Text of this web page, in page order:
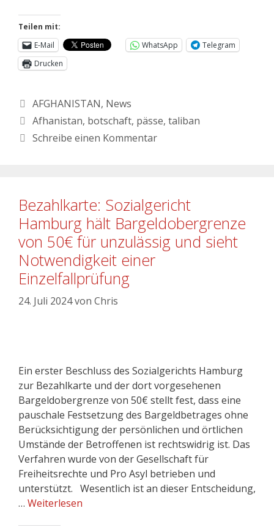
Teilen mit:
E-Mail
WhatsApp
Telegram
Drucken
AFGHANISTAN, News
Afhanistan, botschaft, pässe, taliban
Schreibe einen Kommentar
Bezahlkarte: Sozialgericht
Hamburg hält Bargeldobergrenze
von 50€ für unzulässig und sieht
Notwendigkeit einer
Einzelfallprüfung
24. Juli 2024von Chris
Ein erster Beschluss des Sozialgerichts Hamburg
zur Bezahlkarte und der dort vorgesehenen
Bargeldobergrenze von 50€ stellt fest, dass eine
pauschale Festsetzung des Bargeldbetrages ohne
Berücksichtigung der persönlichen und örtlichen
Umstände der Betroffenen ist rechtswidrig ist. Das
Verfahren wurde von der Gesellschaft für
Freiheitsrechte und Pro Asyl betrieben und
unterstützt. Wesentlich ist an dieser Entscheidung,
… Weiterlesen